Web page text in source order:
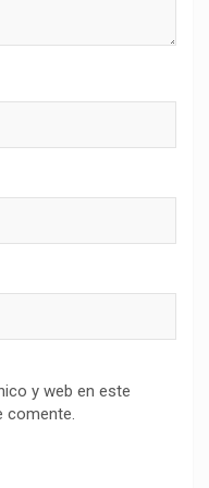
y web en este
comente.